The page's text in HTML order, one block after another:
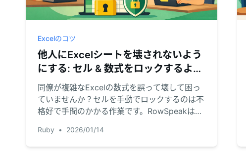
Excelのコツ
他人にExcelシートを壊されないよう
にする: セル & 数式をロックするより
良い方法
同僚が複雑なExcelの数式を誤って壊して困っ
ていませんか？セルを手動でロックするのは不
格好で手間のかかる作業です。RowSpeakは複
と共同作業をよりスマートに管理する方法を提
供します。
Ruby • 2026/01/14